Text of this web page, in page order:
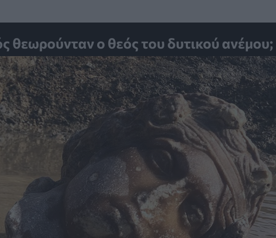
θεωρούνταν ο θεός του δυτικού ανέμου;